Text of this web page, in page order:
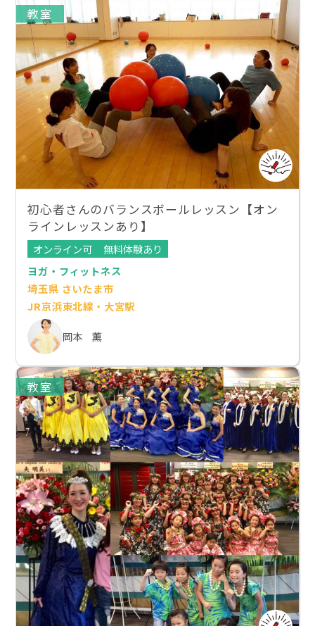
教室
初心者さんのバランスボールレッスン【オン
ラインレッスンあり】
オンライン可
無料体験あり
ヨガ・フィットネス
埼玉県 さいたま市
JR京浜東北線・大宮駅
岡本 薫
教室